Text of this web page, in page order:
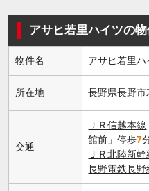
アサヒ若里ハイツの
物件名 アサヒ若里ハ
所在地 長野県長野市
交通
ＪＲ信越本線
館前」停歩7
ＪＲ北陸新幹
長野電鉄長野